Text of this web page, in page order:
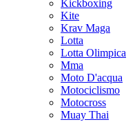
Kickboxing
Kite
Krav Maga
Lotta
Lotta Olimpica
Mma
Moto D'acqua
Motociclismo
Motocross
Muay Thai